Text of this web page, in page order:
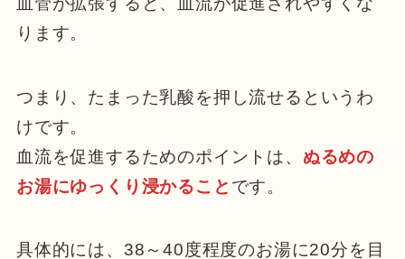
ります。
つまり、たまった乳酸を押し流せるというわ
けです。
血流を促進するためのポイントは、 ぬるめの
お湯にゆっくり浸かること です。
具体的には、38～40度程度のお湯に20分を目